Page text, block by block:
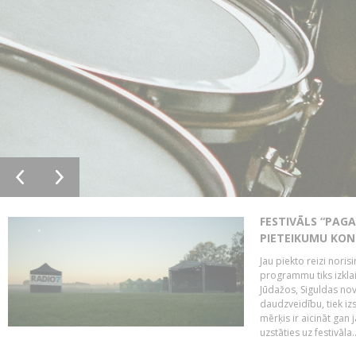
FESTIVĀLS
PIETEIKUMU
Jau piekto reizi
programmu tiks
Jūdažos, Siguldas
daudzveidību, tiek
mērķis ir aicināt gan
uzstāties uz